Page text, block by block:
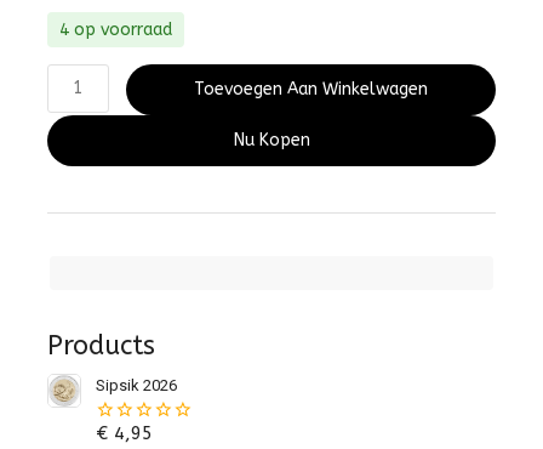
Products
Sipsik 2026
0
€4,95
4 op voorraad
Toevoegen Aan Winkelwagen
Nu Kopen